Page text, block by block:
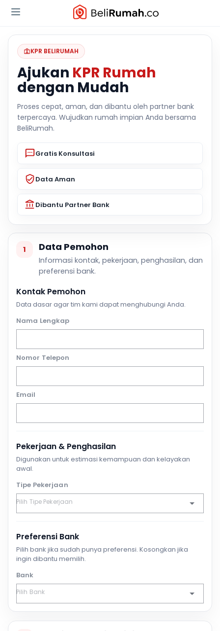
KPR BELIRUMAH
Ajukan KPR Rumah
dengan Mudah
Proses cepat, aman, dan dibantu oleh partner bank
terpercaya. Wujudkan rumah impian Anda bersama
BeliRumah.
Gratis Konsultasi
Data Aman
Dibantu Partner Bank
1 Data Pemohon
Informasi kontak, pekerjaan, penghasilan, dan
preferensi bank.
Kontak Pemohon
Data dasar agar tim kami dapat menghubungi Anda.
Nama Lengkap
Nomor Telepon
Email
Pekerjaan & Penghasilan
Digunakan untuk estimasi kemampuan dan kelayakan
awal.
Tipe Pekerjaan
Preferensi Bank
Pilih bank jika sudah punya preferensi. Kosongkan jika
ingin dibantu memilih.
Bank